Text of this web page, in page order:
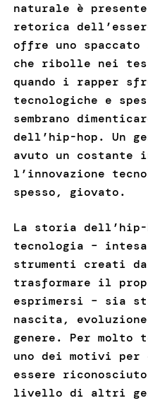
naturale è
retorica
offre uno
che ribolle nei
quando i rapper
tecnologiche e
sembrano
dell’hip-hop. Un
avuto un costante
l’innovazione
spesso, giovato.
La storia dell’hip-
tecnologia –
strumenti creati
trasformare il
esprimersi – sia
nascita,
genere. Per molto
uno dei motivi
essere
livello di altri